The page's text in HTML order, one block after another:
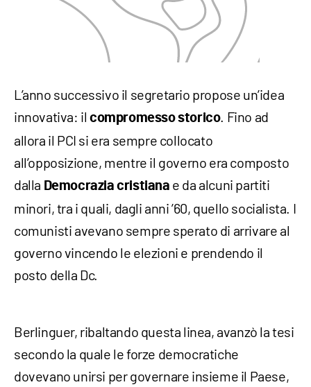
L’anno successivo il segretario propose un’idea
innovativa: il compromesso storico. Fino ad
allora il PCI si era sempre collocato
all’opposizione, mentre il governo era composto
dalla Democrazia cristiana e da alcuni partiti
minori, tra i quali, dagli anni ’60, quello socialista. I
comunisti avevano sempre sperato di arrivare al
governo vincendo le elezioni e prendendo il
posto della Dc.
Berlinguer, ribaltando questa linea, avanzò la tesi
secondo la quale le forze democratiche
dovevano unirsi per governare insieme il Paese,